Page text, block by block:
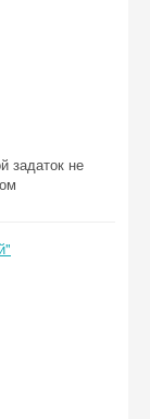
задаток не